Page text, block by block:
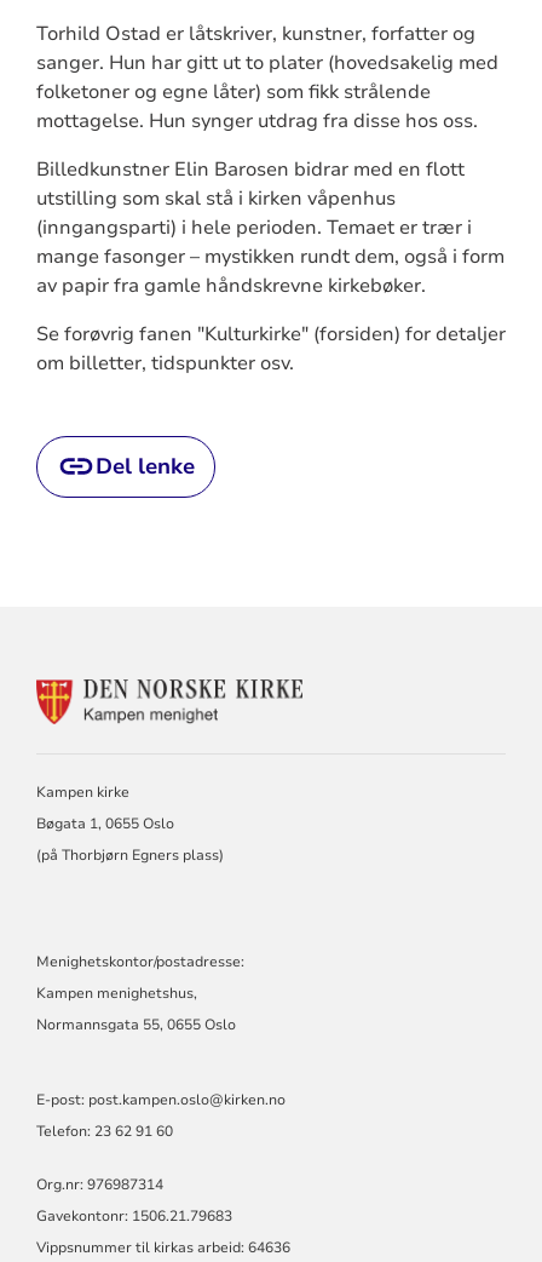
Torhild Ostad er låtskriver, kunstner, forfatter og
sanger. Hun har gitt ut to plater (hovedsakelig med
folketoner og egne låter) som fikk strålende
mottagelse. Hun synger utdrag fra disse hos oss.
Billedkunstner Elin Barosen bidrar med en flott
utstilling som skal stå i kirken våpenhus
(inngangsparti) i hele perioden. Temaet er trær i
mange fasonger – mystikken rundt dem, også i form
av papir fra gamle håndskrevne kirkebøker.
Se forøvrig fanen "Kulturkirke" (forsiden) for detaljer
om billetter, tidspunkter osv.
Del lenke
KONTAKTINFORMASJON
Kampen kirke
Bøgata 1, 0655 Oslo
(på Thorbjørn Egners plass)
Menighetskontor/postadresse:
Kampen menighetshus,
Normannsgata 55, 0655 Oslo
E-post: post.kampen.oslo@kirken.no
Telefon: 23 62 91 60
Org.nr: 976987314
Gavekontonr: 1506.21.79683
Vippsnummer til kirkas arbeid: 64636